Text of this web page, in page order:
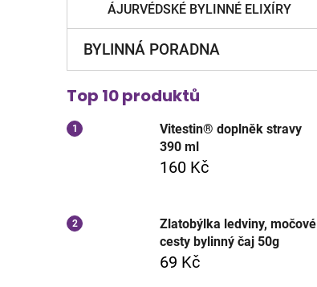
ÁJURVÉDSKÉ BYLINNÉ ELIXÍRY
BYLINNÁ PORADNA
Top 10 produktů
Vitestin® doplněk stravy
390 ml
160 Kč
Zlatobýlka ledviny, močové
cesty bylinný čaj 50g
69 Kč